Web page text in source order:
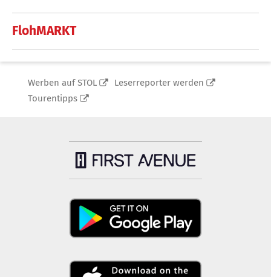
FlohMARKT
Werben auf STOL
Leserreporter werden
Tourentipps